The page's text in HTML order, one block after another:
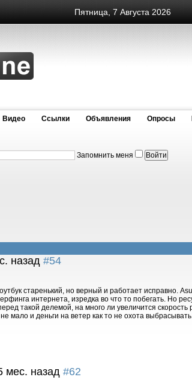
Пятница, 7 Августа 2026
Видео Cсылки Объявления Опросы
Запомнить меня
назад #54
старенький, но верный и работает исправно.
интернета, изредка во что то побегать. Но
такой делемой, на много ли увеличится
мало и деньги на ветер как то не охота
мес. назад #62